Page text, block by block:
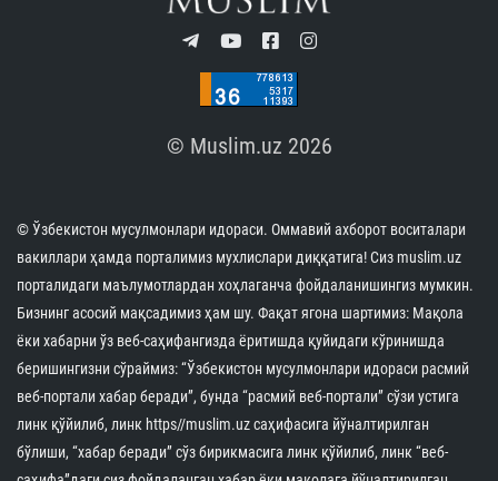
© Muslim.uz 2026
© Ўзбекистон мусулмонлари идораси. Оммавий ахборот воситалари
вакиллари ҳамда порталимиз мухлислари диққатига! Сиз muslim.uz
порталидаги маълумотлардан хоҳлаганча фойдаланишингиз мумкин.
Бизнинг асосий мақсадимиз ҳам шу. Фақат ягона шартимиз: Мақола
ёки хабарни ўз веб-саҳифангизда ёритишда қуйидаги кўринишда
беришингизни сўраймиз: “Ўзбекистон мусулмонлари идораси расмий
веб-портали хабар беради”, бунда “расмий веб-портали” сўзи устига
линк қўйилиб, линк https//muslim.uz саҳифасига йўналтирилган
бўлиши, “хабар беради” сўз бирикмасига линк қўйилиб, линк “веб-